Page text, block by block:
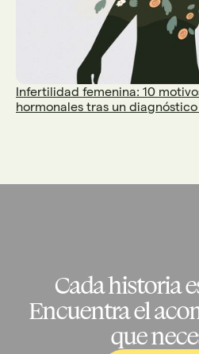
Infertilidad femenina: 10
hormonales tras un
Cada historia
Encuentra el
que